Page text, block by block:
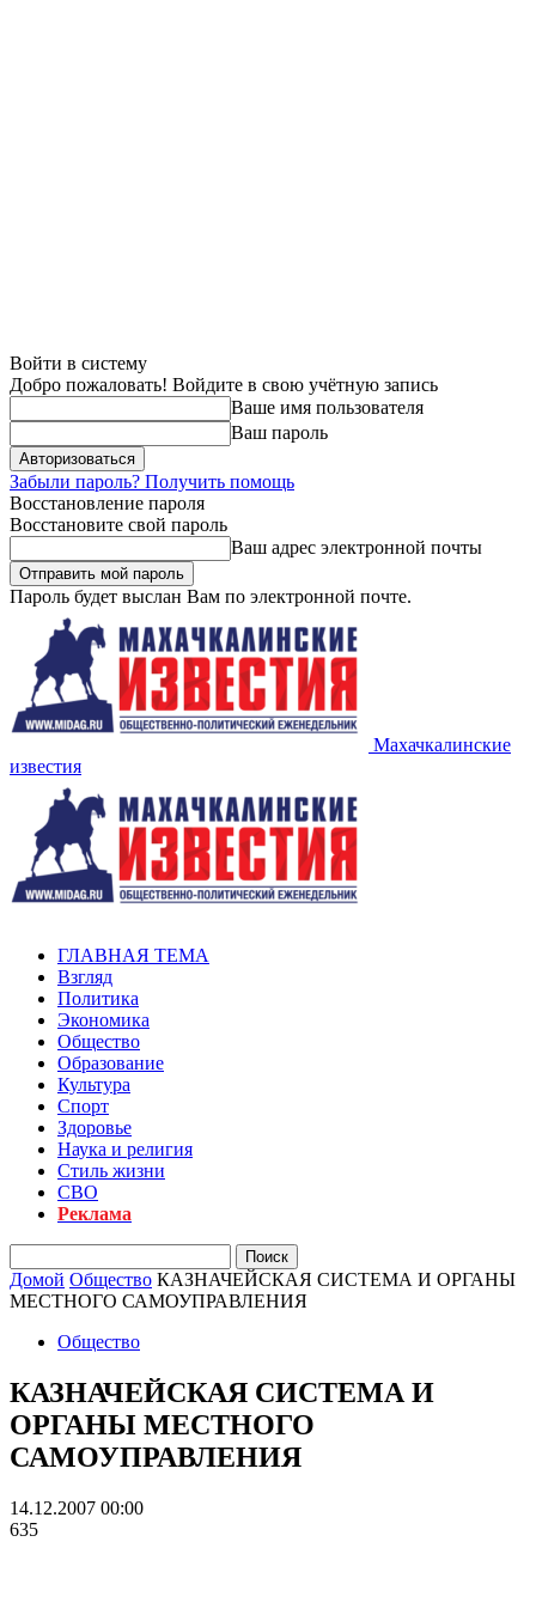
Войти в систему
Добро пожаловать! Войдите в свою учётную запись
Ваше имя пользователя
Ваш пароль
Забыли пароль? Получить помощь
Восстановление пароля
Восстановите свой пароль
Ваш адрес электронной почты
Пароль будет выслан Вам по электронной почте.
Махачкалинские
известия
ГЛАВНАЯ ТЕМА
Взгляд
Политика
Экономика
Общество
Образование
Культура
Спорт
Здоровье
Наука и религия
Стиль жизни
СВО
Реклама
Домой Общество КАЗНАЧЕЙСКАЯ СИСТЕМА И ОРГАНЫ
МЕСТНОГО САМОУПРАВЛЕНИЯ
Общество
КАЗНАЧЕЙСКАЯ СИСТЕМА И
ОРГАНЫ МЕСТНОГО
САМОУПРАВЛЕНИЯ
14.12.2007 00:00
635